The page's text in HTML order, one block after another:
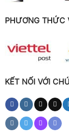
PHƯƠNG THỨC
KẾT NỐI VỚI